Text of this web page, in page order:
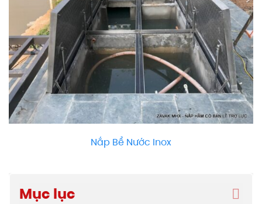
Nắp Bể Nước Inox
Mục lục